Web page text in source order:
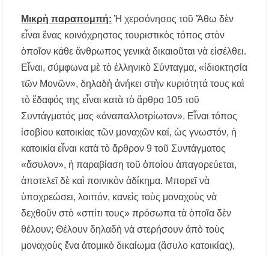
Μικρὴ παραπομπή: Ἡ χερσόνησος τοῦ Ἄθω δὲν
εἶναι ἕνας κοινόχρηστος τουριστικὸς τόπος στὸν
ὁποῖον κάθε ἄνθρωπος γενικὰ δικαιοῦται νὰ εἰσέλθει.
Εἶναι, σύμφωνα μὲ τὸ ἑλληνικὸ Σύνταγμα, «ἰδιοκτησία
τῶν Μονῶν», δηλαδὴ ἀνήκει στὴν κυριότητά τους καὶ
τὸ ἔδαφός της εἶναι κατὰ τὸ ἄρθρο 105 τοῦ
Συντάγματός μας «ἀναπαλλοτρίωτον». Εἶναι τόπος
ἰσοβίου κατοικίας τῶν μοναχῶν καί, ὡς γνωστόν, ἡ
κατοικία εἶναι κατὰ τὸ ἄρθρον 9 τοῦ Συντάγματος
«ἄσυλον», ἡ παραβίαση τοῦ ὁποίου ἀπαγορεύεται,
ἀποτελεῖ δὲ καὶ ποινικὸν ἀδίκημα. Μπορεῖ νὰ
ὑποχρεώσει, λοιπόν, κανεὶς τοὺς μοναχοὺς νὰ
δεχθοῦν στὸ «σπίτι τους» πρόσωπα τὰ ὁποῖα δὲν
θέλουν; Θέλουν δηλαδὴ νὰ στερήσουν ἀπὸ τοὺς
μοναχοὺς ἕνα ἀτομικὸ δικαίωμα (ἄσυλο κατοικίας),